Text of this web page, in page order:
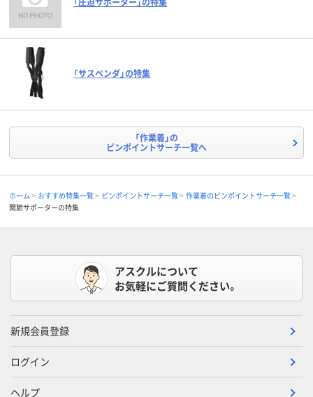
「サスペンダ」の特集
「作業着」の
ピンポイントサーチ一覧へ
ホーム おすすめ特集一覧 ピンポイントサーチ一覧
作業着のピンポイントサーチ一覧
関節サポーターの特集
アスクルについて
お気軽にご質問ください。
新規会員登録
ログイン
ヘルプ